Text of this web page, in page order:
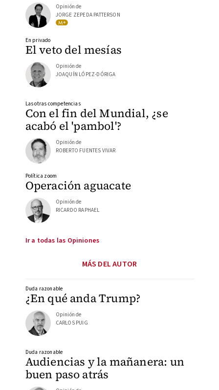
Opinión de
JORGE ZEPEDA PATTERSON
El veto del mesías
En privado
Opinión de
JOAQUÍN LÓPEZ-DÓRIGA
Con el fin del Mundial, ¿se
acabó el 'pambol'?
Las otras competencias
Opinión de
ROBERTO FUENTES VIVAR
Operación aguacate
Política zoom
Opinión de
RICARDO RAPHAEL
Ir a todas las Opiniones
MÁS DEL AUTOR
¿En qué anda Trump?
Duda razonable
Opinión de
CARLOS PUIG
Audiencias y la mañanera: un
buen paso atrás
Duda razonable